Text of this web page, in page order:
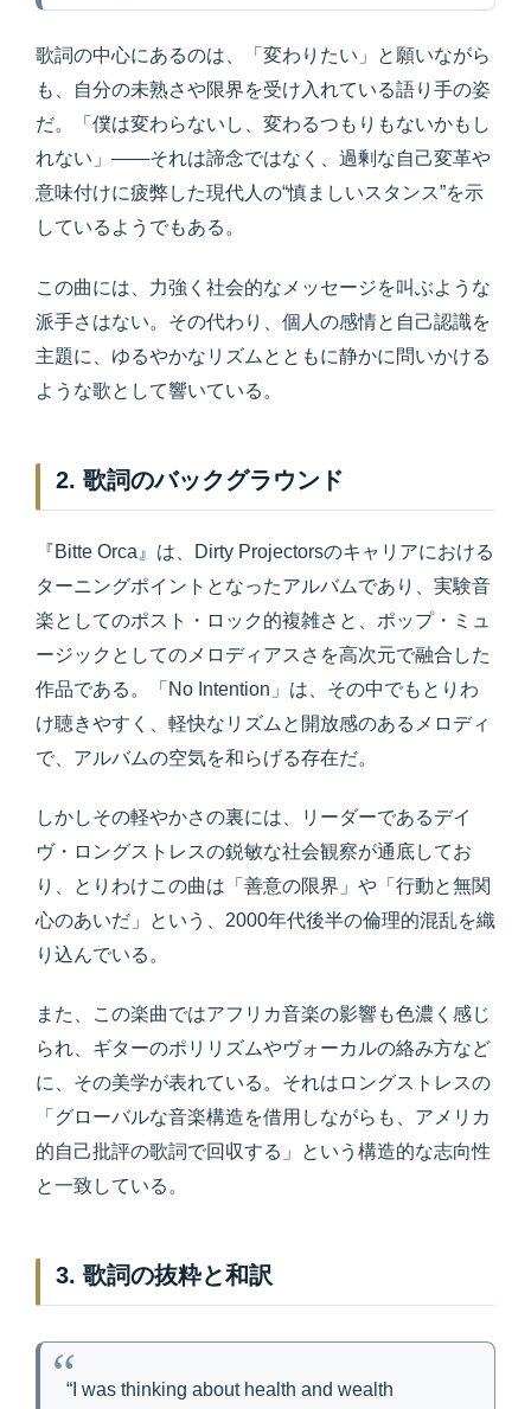
歌詞の中心にあるのは、「変わりたい」と願いながら
も、自分の未熟さや限界を受け入れている語り手の姿
だ。「僕は変わらないし、変わるつもりもないかもし
れない」――それは諦念ではなく、過剰な自己変革や
意味付けに疲弊した現代人の“慎ましいスタンス”を示
しているようでもある。
この曲には、力強く社会的なメッセージを叫ぶような
派手さはない。その代わり、個人の感情と自己認識を
主題に、ゆるやかなリズムとともに静かに問いかける
ような歌として響いている。
2. 歌詞のバックグラウンド
『Bitte Orca』は、Dirty Projectorsのキャリアにおける
ターニングポイントとなったアルバムであり、実験音
楽としてのポスト・ロック的複雑さと、ポップ・ミュ
ージックとしてのメロディアスさを高次元で融合した
作品である。「No Intention」は、その中でもとりわ
け聴きやすく、軽快なリズムと開放感のあるメロディ
で、アルバムの空気を和らげる存在だ。
しかしその軽やかさの裏には、リーダーであるデイ
ヴ・ロングストレスの鋭敏な社会観察が通底してお
り、とりわけこの曲は「善意の限界」や「行動と無関
心のあいだ」という、2000年代後半の倫理的混乱を織
り込んでいる。
また、この楽曲ではアフリカ音楽の影響も色濃く感じ
られ、ギターのポリリズムやヴォーカルの絡み方など
に、その美学が表れている。それはロングストレスの
「グローバルな音楽構造を借用しながらも、アメリカ
的自己批評の歌詞で回収する」という構造的な志向性
と一致している。
3. 歌詞の抜粋と和訳
“I was thinking about health and wealth